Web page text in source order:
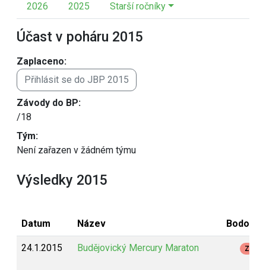
2026 2025 Starší ročníky
Účast v poháru 2015
Zaplaceno:
Přihlásit se do JBP 2015
Závody do BP:
/18
Tým:
Není zařazen v žádném týmu
Výsledky 2015
Datum Název
24.1.2015 Budějovický Mercury Maraton Z